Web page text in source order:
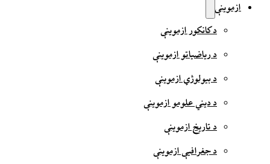
ازموینې
د کانکور ازموینې
د ریاضیاتو ازموینې
د بیولوژي ازموینې
د دیني علومو ازموینې
د تاریخ ازموینې
د جغرافیې ازموینې